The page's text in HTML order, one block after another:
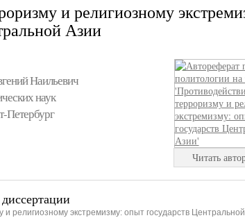
и религиозному
Азии
Наильевич
наук
Петербург
Читать
религиозному экстремизму: опыт государств